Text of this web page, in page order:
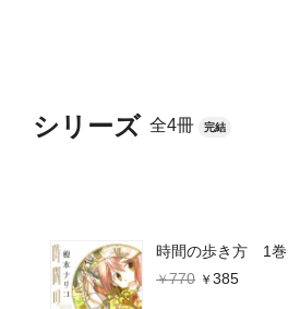
シリーズ 全4冊 完結
時間の歩き方 1巻
770
385